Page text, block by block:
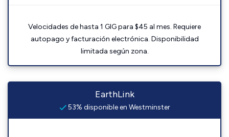
Velocidades de hasta 1 GIG para $45 al mes. Requiere
autopago y facturación electrónica. Disponibilidad
limitada según zona.
EarthLink
53% disponible en Westminster